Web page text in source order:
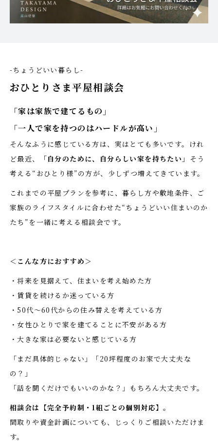
-ちょうどいい暮らし-
おひとりさま平屋相談会
「家は家族で建てるもの」
「一人で家を持つのはハードルが高い」
そんなふうに感じている方は、実はとても多いです。けれ
ど最近、
「自分のために、自分らしい家を持ちたい」
そう
考える“おひとり様”の方が、少しずつ増えてきています。
これまでの平屋プランを参考に、暮らし方や敷地条件、ご
家族のライフスタイルに合わせた“ちょうどいい住まいのか
たち”を一緒に考える相談会です。
＜こんな方におすすめ＞
・将来を見据えて、住まいを考え始めた方
・賃貸を続けるか迷っている方
・50代～60代からの住み替えを考えている方
・女性ひとりで家を建てることに不安がある方
・大きな家は必要ないと感じている方
「まだ具体的じゃない」「20坪程度のお家で大丈夫な
の？」
「話を聞くだけでもいいのかな？」もちろん大丈夫です。
相談会は【完全予約制・1組ごとの個別対応】。
間取りや資金計画についても、じっくりご相談いただけま
す。